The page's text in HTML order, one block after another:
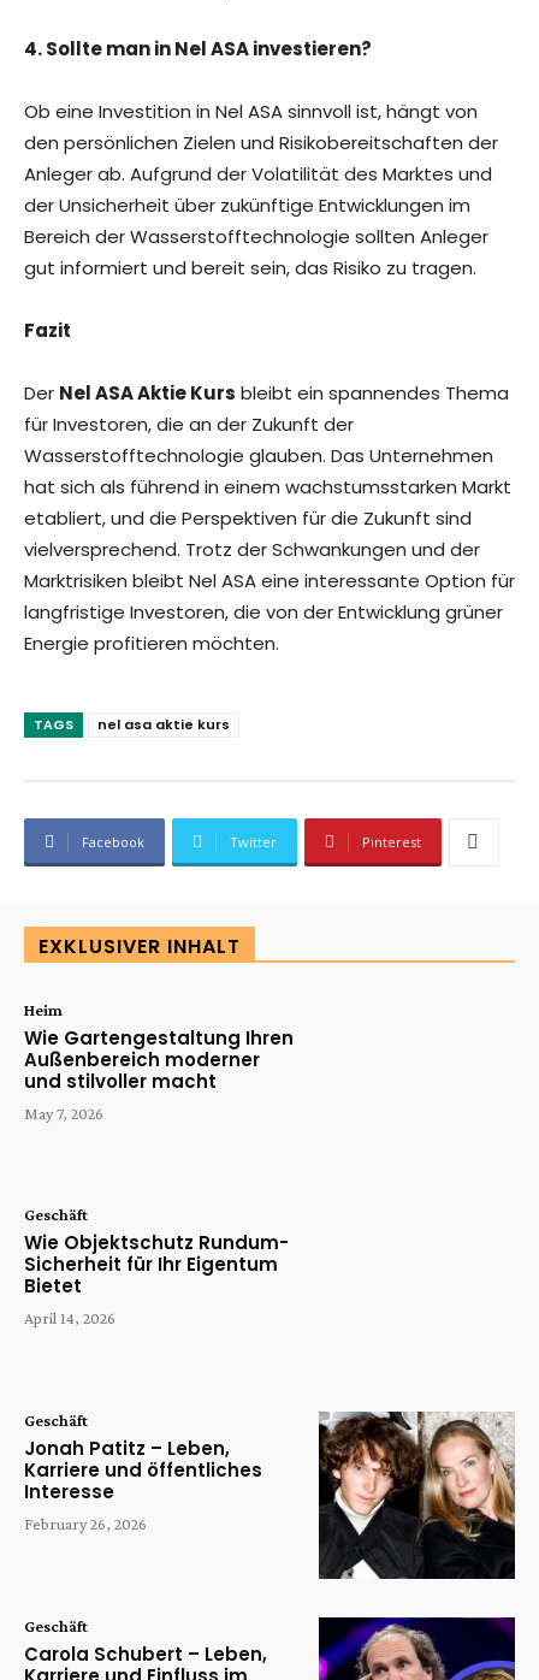
4. Sollte man in Nel ASA investieren?
Ob eine Investition in Nel ASA sinnvoll ist, hängt von
den persönlichen Zielen und Risikobereitschaften der
Anleger ab. Aufgrund der Volatilität des Marktes und
der Unsicherheit über zukünftige Entwicklungen im
Bereich der Wasserstofftechnologie sollten Anleger
gut informiert und bereit sein, das Risiko zu tragen.
Fazit
Der Nel ASA Aktie Kurs bleibt ein spannendes Thema
für Investoren, die an der Zukunft der
Wasserstofftechnologie glauben. Das Unternehmen
hat sich als führend in einem wachstumsstarken Markt
etabliert, und die Perspektiven für die Zukunft sind
vielversprechend. Trotz der Schwankungen und der
Marktrisiken bleibt Nel ASA eine interessante Option für
langfristige Investoren, die von der Entwicklung grüner
Energie profitieren möchten.
TAGS nel asa aktie kurs
Facebook Twitter Pinterest
EXKLUSIVER INHALT
Heim
Wie Gartengestaltung Ihren
Außenbereich moderner
und stilvoller macht
May 7, 2026
Geschäft
Wie Objektschutz Rundum-
Sicherheit für Ihr Eigentum
Bietet
April 14, 2026
Geschäft
Jonah Patitz – Leben,
Karriere und öffentliches
Interesse
February 26, 2026
Geschäft
Carola Schubert – Leben,